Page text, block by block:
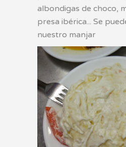
albondigas de choco,
presa ibérica... Se
nuestro manjar